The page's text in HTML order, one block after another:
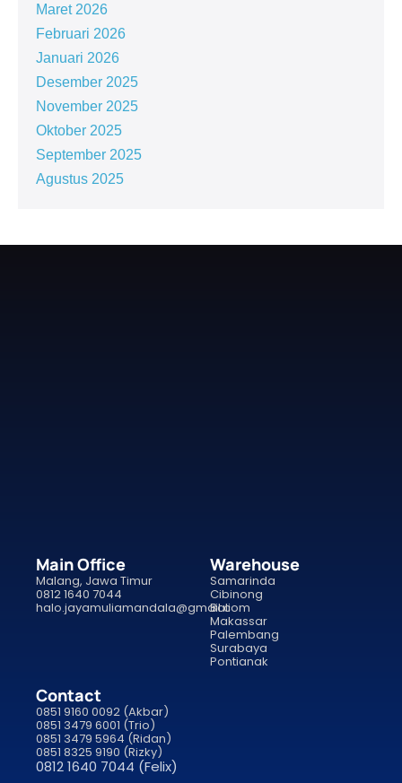
Maret 2026
Februari 2026
Januari 2026
Desember 2025
November 2025
Oktober 2025
September 2025
Agustus 2025
Main Office
Malang, Jawa Timur
0812 1640 7044
halo.jayamuliamandala@gmail.com
Warehouse
Samarinda
Cibinong
Bali
Makassar
Palembang
Surabaya
Pontianak
Contact
0851 9160 0092 (Akbar)
0851 3479 6001 (Trio)
0851 3479 5964 (Ridan)
0851 8325 9190 (Rizky)
0812 1640 7044 (Felix)